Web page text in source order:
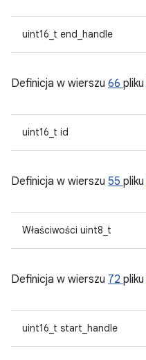
uint16_t end_handle
Definicja w wierszu 66 pliku
uint16_t id
Definicja w wierszu 55 pliku
Właściwości uint8_t
Definicja w wierszu 72 pliku
uint16_t start_handle